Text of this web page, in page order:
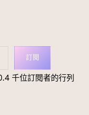
訂閱
千位訂閱者的行列